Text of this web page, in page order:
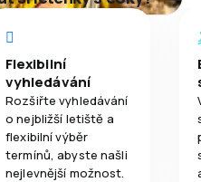
Flexibilní
vyhledávání
Rozšiřte vyhledávání
o nejbližší letiště a
flexibilní výběr
termínů, abyste našli
nejlevnější možnost.